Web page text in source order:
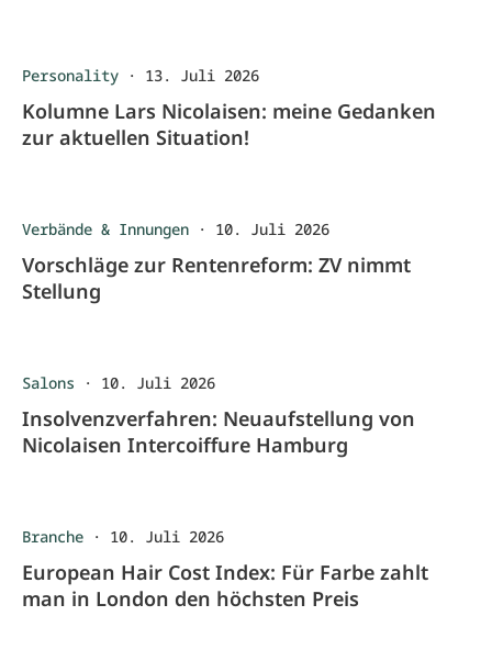
Personality · 13. Juli 2026
Kolumne Lars Nicolaisen: meine Gedanken
zur aktuellen Situation!
Verbände & Innungen · 10. Juli 2026
Vorschläge zur Rentenreform: ZV nimmt
Stellung
Salons · 10. Juli 2026
Insolvenzverfahren: Neuaufstellung von
Nicolaisen Intercoiffure Hamburg
Branche · 10. Juli 2026
European Hair Cost Index: Für Farbe zahlt
man in London den höchsten Preis